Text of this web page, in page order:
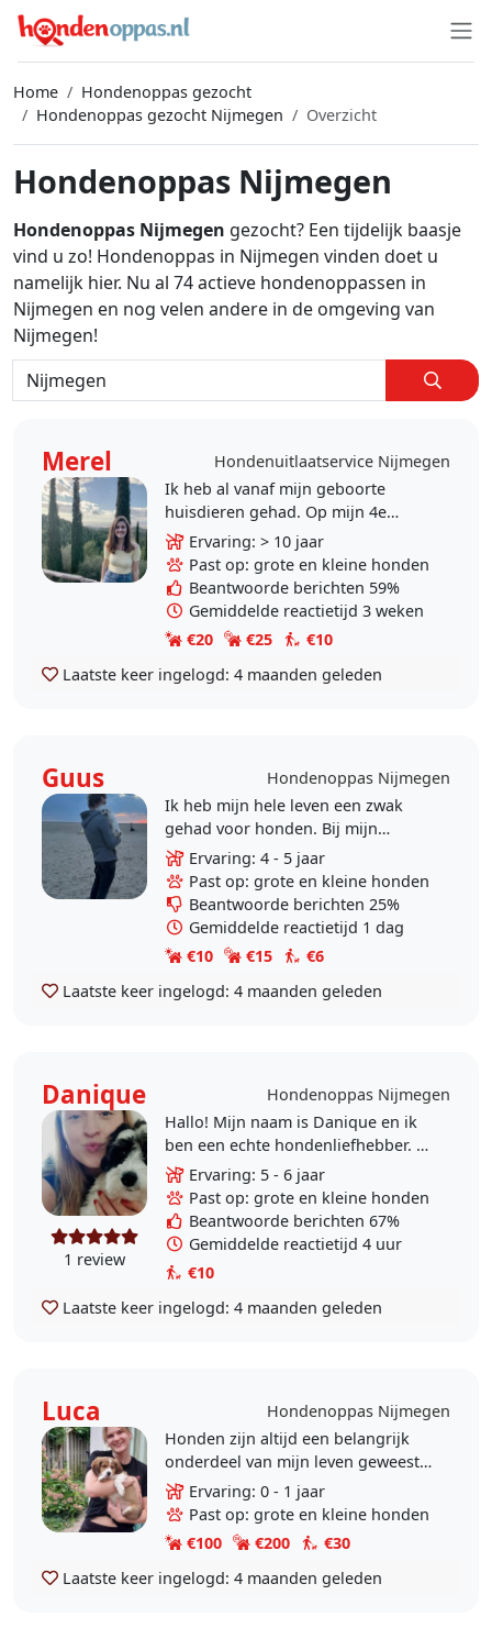
Home
Hondenoppas gezocht
Hondenoppas gezocht Nijmegen
Overzicht
Hondenoppas Nijmegen
Hondenoppas Nijmegen gezocht? Een tijdelijk baasje
vind u zo! Hondenoppas in Nijmegen vinden doet u
namelijk hier. Nu al 74 actieve hondenoppassen in
Nijmegen en nog velen andere in de omgeving van
Nijmegen!
Merel
Hondenuitlaatservice Nijmegen
Ik heb al vanaf mijn geboorte
huisdieren gehad. Op mijn 4e
kregen wij thuis een labrador en op
mijn 10e kregen wij thuis een
poedel. Verder heb ik..
Ervaring: > 10 jaar
Past op: grote en kleine honden
Beantwoorde berichten 59%
Gemiddelde reactietijd 3 weken
€20
€25
€10
Laatste keer ingelogd: 4 maanden geleden
Guus
Hondenoppas Nijmegen
Ik heb mijn hele leven een zwak
gehad voor honden. Bij mijn
ouders thuis hebben we een
maltezer genaamd Puck en ik hou
van haar met heel mn hart. Nu..
Ervaring: 4 - 5 jaar
Past op: grote en kleine honden
Beantwoorde berichten 25%
Gemiddelde reactietijd 1 dag
€10
€15
€6
Laatste keer ingelogd: 4 maanden geleden
Danique Hondenoppas Nijmegen
1 review
Hallo! Mijn naam is Danique en ik
ben een echte hondenliefhebber. Ik
ben beschikbaar op dinsdag om
met jouw hond(en) een fijne
wandeling te maken. Ik..
Ervaring: 5 - 6 jaar
Past op: grote en kleine honden
Beantwoorde berichten 67%
Gemiddelde reactietijd 4 uur
€10
Laatste keer ingelogd: 4 maanden geleden
Luca
Hondenoppas Nijmegen
Honden zijn altijd een belangrijk
onderdeel van mijn leven geweest.
Ik hou enorm veel van honden en
het zorgen voor hen geeft mij echt
veel vreugde...
Ervaring: 0 - 1 jaar
Past op: grote en kleine honden
€100
€200
€30
Laatste keer ingelogd: 4 maanden geleden